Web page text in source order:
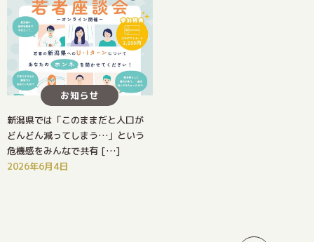
お知らせ
新潟県では「このままだと人口が
どんどん減ってしまう…」という
危機感をみんなで共有 […]
2026年6月4日